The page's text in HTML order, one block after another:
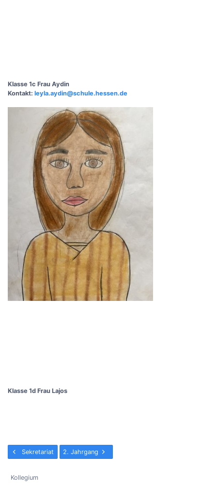
Klasse 1c Frau Aydin
Kontakt: leyla.aydin@schule.hessen.de
Klasse 1d Frau Lajos
Sekretariat 2. Jahrgang
Kollegium